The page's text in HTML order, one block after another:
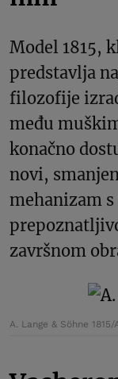
Model 1815,
predstavlja
filozofije
među
konačno
novi,
mehanizam s
završnom
A. Lange & Söhne 1815/